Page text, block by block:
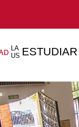
LA
US ESTUDIAR